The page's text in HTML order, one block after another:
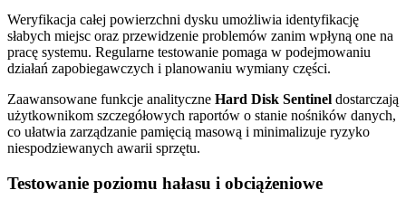
Weryfikacja całej powierzchni dysku umożliwia identyfikację
słabych miejsc oraz przewidzenie problemów zanim wpłyną one na
pracę systemu. Regularne testowanie pomaga w podejmowaniu
działań zapobiegawczych i planowaniu wymiany części.
Zaawansowane funkcje analityczne Hard Disk Sentinel dostarczają
użytkownikom szczegółowych raportów o stanie nośników danych,
co ułatwia zarządzanie pamięcią masową i minimalizuje ryzyko
niespodziewanych awarii sprzętu.
Testowanie poziomu hałasu i obciążeniowe